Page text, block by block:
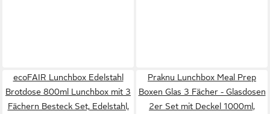
ecoFAIR Lunchbox Edelstahl
Brotdose 800ml Lunchbox mit 3
Fächern Besteck Set, Edelstahl,
Praknu Lunchbox Meal Prep
Boxen Glas 3 Fächer - Glasdosen
2er Set mit Deckel 1000ml,